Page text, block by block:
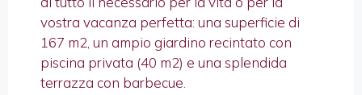
vostra vacanza perfetta: una superficie di
167 m2, un ampio giardino recintato con
piscina privata (40 m2) e una splendida
terrazza con barbecue.